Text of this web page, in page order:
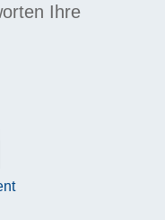
Ihre